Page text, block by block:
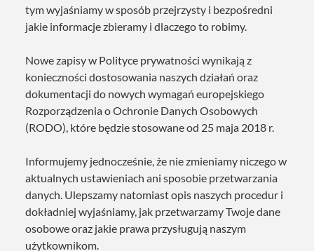
tym wyjaśniamy w sposób przejrzysty i bezpośredni
jakie informacje zbieramy i dlaczego to robimy.
Nowe zapisy w Polityce prywatności wynikają z
konieczności dostosowania naszych działań oraz
dokumentacji do nowych wymagań europejskiego
Rozporządzenia o Ochronie Danych Osobowych
(RODO), które będzie stosowane od 25 maja 2018 r.
Informujemy jednocześnie, że nie zmieniamy niczego w
aktualnych ustawieniach ani sposobie przetwarzania
danych. Ulepszamy natomiast opis naszych procedur i
dokładniej wyjaśniamy, jak przetwarzamy Twoje dane
osobowe oraz jakie prawa przysługują naszym
użytkownikom.